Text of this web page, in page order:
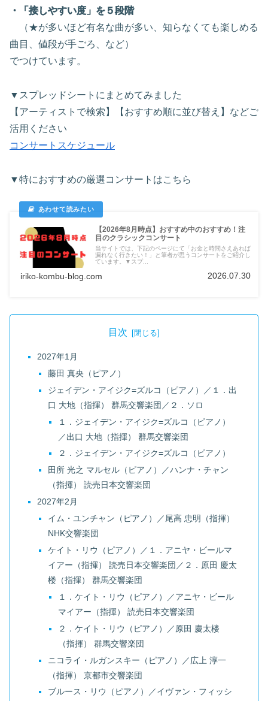
・「接しやすい度」を５段階
（★が多いほど有名な曲が多い、知らなくても楽しめる
曲目、値段が手ごろ、など）
でつけています。
▼スプレッドシートにまとめてみました
【アーティストで検索】【おすすめ順に並び替え】などご
活用ください
コンサートスケジュール
▼特におすすめの厳選コンサートはこちら
【2026年8月時点】おすすめ中のおすすめ！注
目のクラシックコンサート
当サイトでは、下記のページにて「お金と時間さえあれば
漏れなく行きたい！」と筆者が思うコンサートをご紹介し
ています。▼スプ...
iriko-kombu-blog.com 2026.07.30
目次
2027年1月
藤田 真央（ピアノ）
ジェイデン・アイジク=ズルコ（ピアノ）／１．出
口 大地（指揮） 群馬交響楽団／２．ソロ
１．ジェイデン・アイジク=ズルコ（ピアノ）
／出口 大地（指揮） 群馬交響楽団
２．ジェイデン・アイジク=ズルコ（ピアノ）
田所 光之 マルセル（ピアノ）／ハンナ・チャン
（指揮） 読売日本交響楽団
2027年2月
イム・ユンチャン（ピアノ）／尾高 忠明（指揮）
NHK交響楽団
ケイト・リウ（ピアノ）／１．アニヤ・ビールマ
イアー（指揮） 読売日本交響楽団／２．原田 慶太
楼（指揮） 群馬交響楽団
１．ケイト・リウ（ピアノ）／アニヤ・ビール
マイアー（指揮） 読売日本交響楽団
２．ケイト・リウ（ピアノ）／原田 慶太楼
（指揮） 群馬交響楽団
ニコライ・ルガンスキー（ピアノ）／広上 淳一
（指揮） 京都市交響楽団
ブルース・リウ（ピアノ）／イヴァン・フィッシ